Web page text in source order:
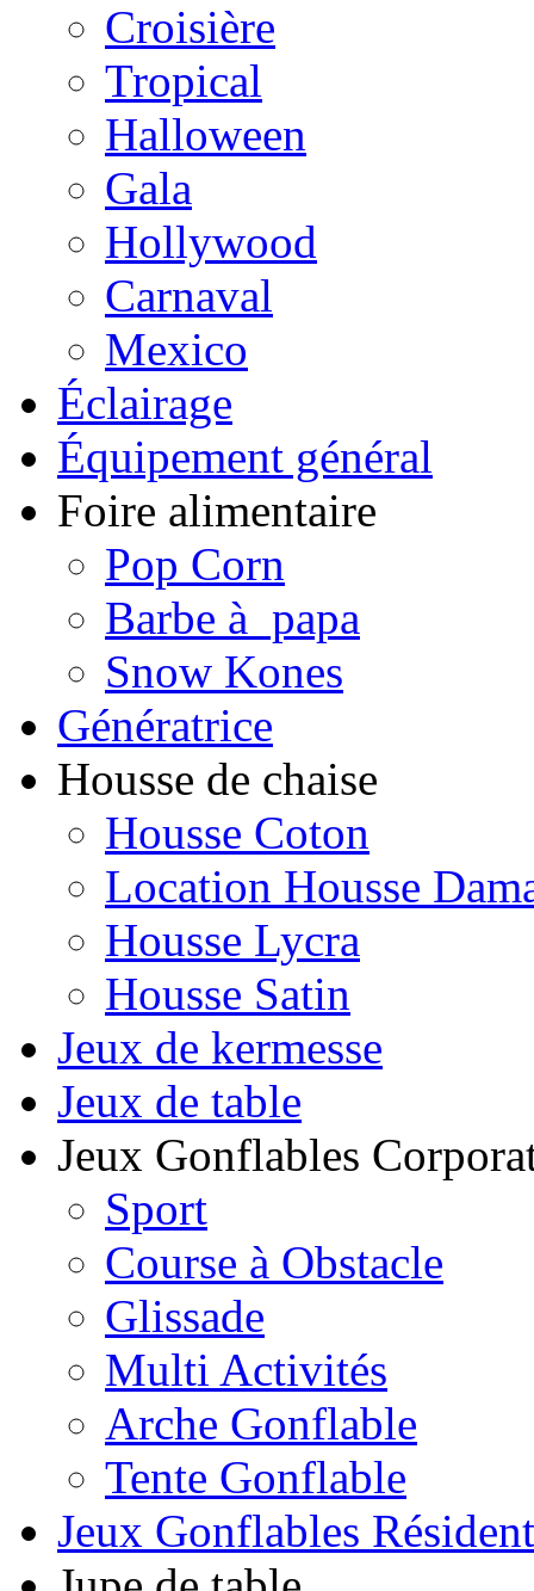
Croisière
Tropical
Halloween
Gala
Hollywood
Carnaval
Mexico
Éclairage
Équipement général
Foire alimentaire
Pop Corn
Barbe à papa
Snow Kones
Génératrice
Housse de chaise
Housse Coton
Location Housse
Housse Lycra
Housse Satin
Jeux de kermesse
Jeux de table
Jeux Gonflables
Sport
Course à Obstacle
Glissade
Multi Activités
Arche Gonflable
Tente Gonflable
Jeux Gonflables